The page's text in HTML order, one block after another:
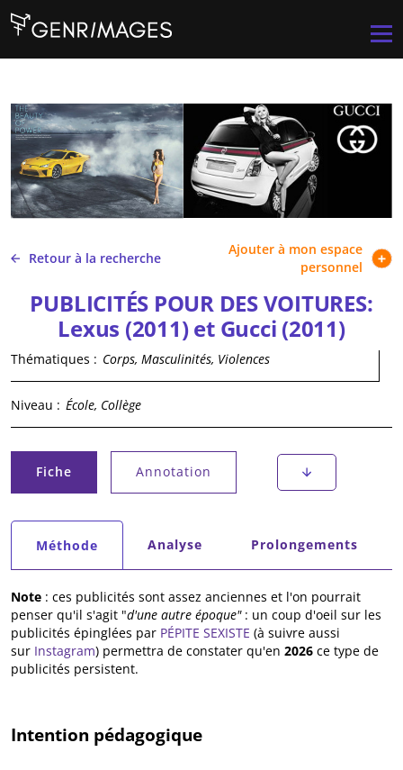
Retour à la recherche
Ajouter à mon espace
personnel
PUBLICITÉS POUR DES VOITURES:
Lexus (2011) et Gucci (2011)
Thématiques : Corps, Masculinités, Violences
Niveau : École, Collège
Onglets principaux
Fiche
(onglet actif) Annotation
Onglets secondaires
Méthode
(onglet actif) Analyse Prolongements
Note : ces publicités sont assez anciennes et l'on pourrait
penser qu'il s'agit "d'une autre époque": un coup d'oeil sur les
publicités épinglées par PÉPITE SEXISTE (à suivre aussi
sur Instagram) permettra de constater qu'en 2026 ce type de
publicités persistent.
Intention pédagogique